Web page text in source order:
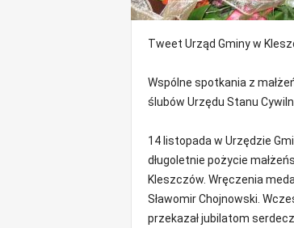
m
Tweet Urząd Gminy w
Wspólne spotkania z
ślubów Urzędu Stanu
14 listopada w Urzędzie
długoletnie pożycie
Kleszczów. Wręczenia
Sławomir Chojnowski.
przekazał jubilatom